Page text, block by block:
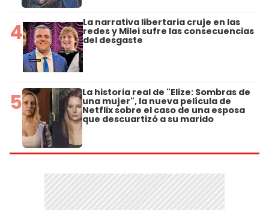
4 La narrativa libertaria cruje en las
redes y Milei sufre las consecuencias
del desgaste
5 La historia real de "Elize: Sombras de
una mujer", la nueva película de
Netflix sobre el caso de una esposa
que descuartizó a su marido